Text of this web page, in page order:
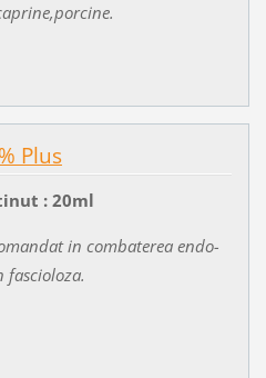
Plus
: 20ml
in combaterea endo-